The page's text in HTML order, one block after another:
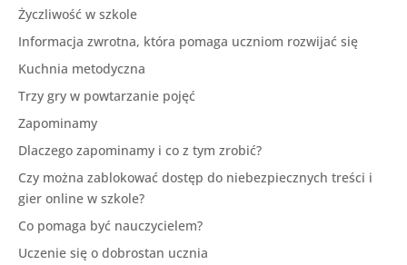
Życzliwość w szkole
Informacja zwrotna, która pomaga uczniom rozwijać się
Kuchnia metodyczna
Trzy gry w powtarzanie pojęć
Zapominamy
Dlaczego zapominamy i co z tym zrobić?
Czy można zablokować dostęp do niebezpiecznych treści i
gier online w szkole?
Co pomaga być nauczycielem?
Uczenie się o dobrostan ucznia